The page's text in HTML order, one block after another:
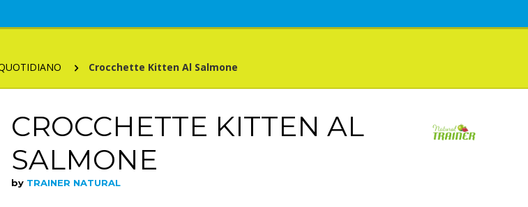
Crocchette Kitten Al Salmone
CROCCHETTE KITTEN AL
SALMONE
by TRAINER NATURAL